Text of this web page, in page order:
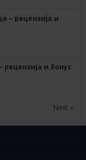
– рецензија и
и бонус
Next »